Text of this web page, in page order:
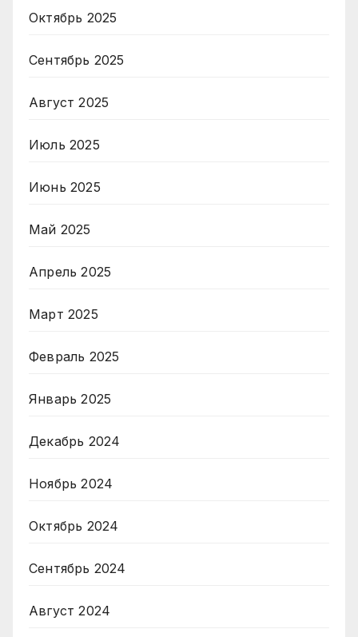
Октябрь 2025
Сентябрь 2025
Август 2025
Июль 2025
Июнь 2025
Май 2025
Апрель 2025
Март 2025
Февраль 2025
Январь 2025
Декабрь 2024
Ноябрь 2024
Октябрь 2024
Сентябрь 2024
Август 2024